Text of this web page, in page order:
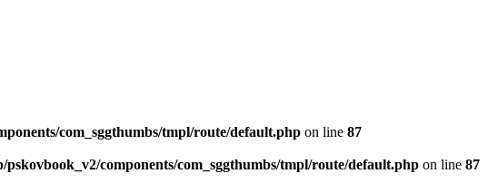
com_sggthumbs/tmpl/route/default.php on line 87
pskovbook_v2/components/com_sggthumbs/tmpl/route/default.php on line 87